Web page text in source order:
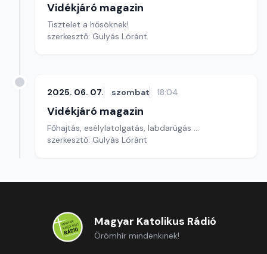
Vidékjáró magazin
Tisztelet a hősöknek!
szerkesztő: Gulyás Lóránt
2025. 06. 07. szombat 18:04
Vidékjáró magazin
Főhajtás, esélylatolgatás, labdarúgás ...
szerkesztő: Gulyás Lóránt
Magyar Katolikus Rádió
Örömhír mindenkinek!